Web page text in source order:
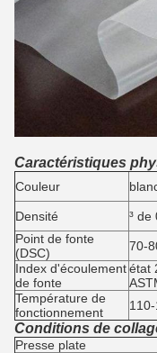
Caractéristiques
Couleur
Densité ³ de
Point de fonte
(DSC)
70-
Index d'écoulement
de fonte
état
Température de
fonctionnement
Conditions de
Presse plate